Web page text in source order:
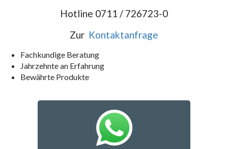
Hotline 0711 / 726723-0
Zur Kontaktanfrage
Fachkundige Beratung
Jahrzehnte an Erfahrung
Bewährte Produkte